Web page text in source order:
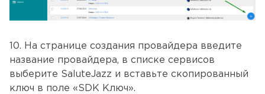
10. На странице создания провайдера введите
название провайдера, в списке сервисов
выберите SaluteJazz и вставьте скопированный
ключ в поле «SDK Ключ».